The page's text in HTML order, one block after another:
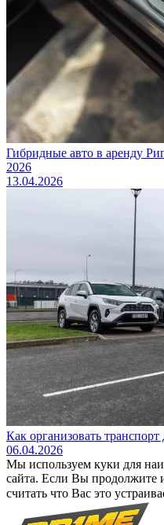
Гибридные авто в аренду
2026
13.04.2026
Как организовать
06.04.2026
Мы используем куки для
сайта. Если Вы продолжите
считать что Вас это